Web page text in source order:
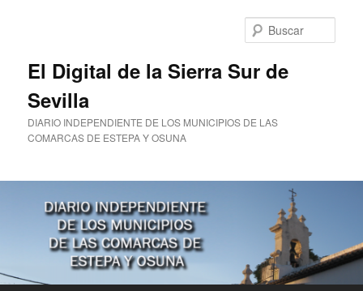
El Digital de la Sierra Sur de
Sevilla
DIARIO INDEPENDIENTE DE LOS MUNICIPIOS DE LAS
COMARCAS DE ESTEPA Y OSUNA